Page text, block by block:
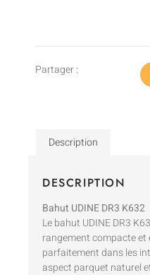
Partager :
Description
DESCRIPTION
Bahut UDINE DR3 K632
Le bahut UDINE DR3
rangement compacte et
parfaitement dans les
aspect parquet naturel